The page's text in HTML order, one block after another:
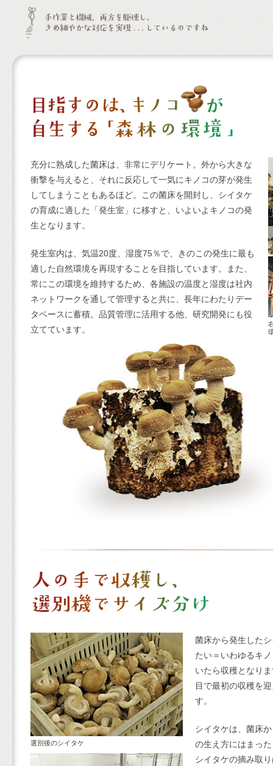
充分に熟成した菌床は、非常にデリケート。外から大きな
衝撃を与えると、それに反応して一気にキノコの芽が発生
してしまうこともあるほど。この菌床を開封し、シイタケ
の育成に適した「発生室」に移すと、いよいよキノコの発
生となります。
発生室内は、気温20度、湿度75％で、きのこの発生に最も
適した自然環境を再現することを目指しています。また、
常にこの環境を維持するため、各施設の温度と湿度は社内
ネットワークを通して管理すると共に、長年にわたりデー
タベースに蓄積。品質管理に活用する他、研究開発にも役
立てています。
選別後のシイタケ
菌床から発生した
たい＝いわゆるキ
いたら収穫となり
目で最初の収穫を
す。
シイタケは、菌床
の生え方にはまっ
シイタケの摘み取